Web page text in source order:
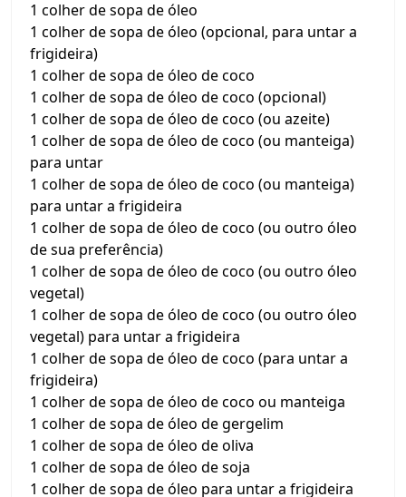
1 colher de sopa de óleo
1 colher de sopa de óleo (opcional, para untar a
frigideira)
1 colher de sopa de óleo de coco
1 colher de sopa de óleo de coco (opcional)
1 colher de sopa de óleo de coco (ou azeite)
1 colher de sopa de óleo de coco (ou manteiga)
para untar
1 colher de sopa de óleo de coco (ou manteiga)
para untar a frigideira
1 colher de sopa de óleo de coco (ou outro óleo
de sua preferência)
1 colher de sopa de óleo de coco (ou outro óleo
vegetal)
1 colher de sopa de óleo de coco (ou outro óleo
vegetal) para untar a frigideira
1 colher de sopa de óleo de coco (para untar a
frigideira)
1 colher de sopa de óleo de coco ou manteiga
1 colher de sopa de óleo de gergelim
1 colher de sopa de óleo de oliva
1 colher de sopa de óleo de soja
1 colher de sopa de óleo para untar a frigideira